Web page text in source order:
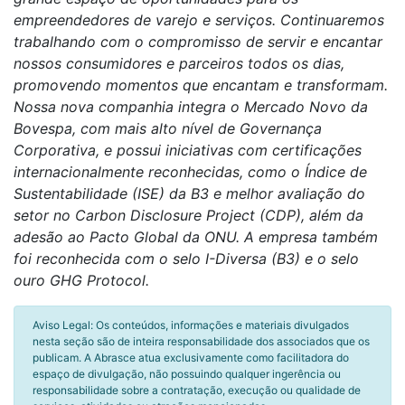
empreendedores de varejo e serviços. Continuaremos
trabalhando com o compromisso de servir e encantar
nossos consumidores e parceiros todos os dias,
promovendo momentos que encantam e transformam.
Nossa nova companhia integra o Mercado Novo da
Bovespa, com mais alto nível de Governança
Corporativa, e possui iniciativas com certificações
internacionalmente reconhecidas, como o Índice de
Sustentabilidade (ISE) da B3 e melhor avaliação do
setor no Carbon Disclosure Project (CDP), além da
adesão ao Pacto Global da ONU. A empresa também
foi reconhecida com o selo I-Diversa (B3) e o selo
ouro GHG Protocol.
Aviso Legal: Os conteúdos, informações e materiais divulgados
nesta seção são de inteira responsabilidade dos associados que os
publicam. A Abrasce atua exclusivamente como facilitadora do
espaço de divulgação, não possuindo qualquer ingerência ou
responsabilidade sobre a contratação, execução ou qualidade de